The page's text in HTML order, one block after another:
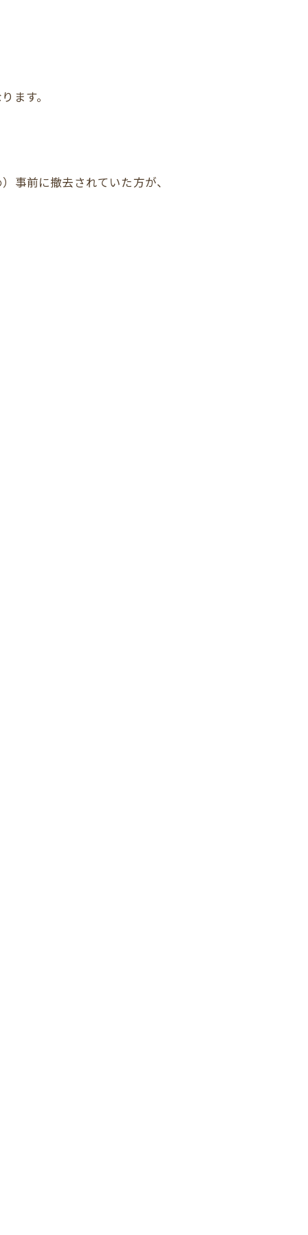
ます。
事前に撤去されていた方が、